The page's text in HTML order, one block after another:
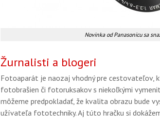
Novinka od Panasonicu sa
Žurnalisti a blogeri
Fotoaparát je naozaj vhodný pre cestovateľov,
fotobrašien či fotoruksakov s niekoľkými
môžeme predpokladať, že kvalita obrazu bude
užívateľa fototechniky. Aj túto hračku si